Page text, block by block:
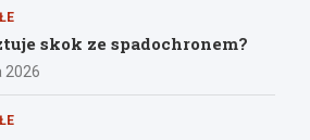
skok ze spadochronem?
2026